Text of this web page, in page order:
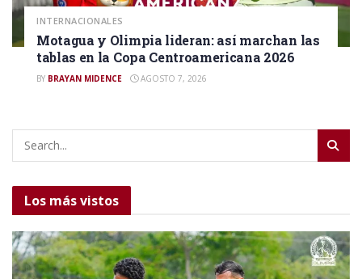
INTERNACIONALES
Motagua y Olimpia lideran: así marchan las
tablas en la Copa Centroamericana 2026
BY BRAYAN MIDENCE AGOSTO 7, 2026
Los más vistos